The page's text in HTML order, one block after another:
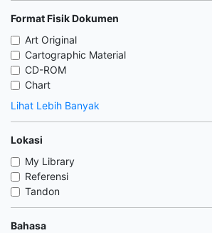
Format Fisik Dokumen
Art Original
Cartographic Material
CD-ROM
Chart
Lihat Lebih Banyak
Lokasi
My Library
Referensi
Tandon
Bahasa